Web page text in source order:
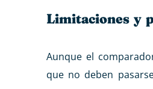
Limitaciones y
Aunque el
que no deben